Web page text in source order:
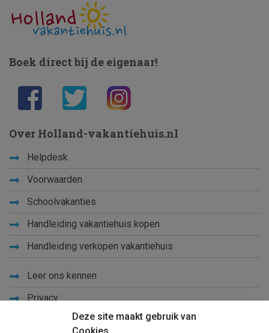
Deze site maakt gebruik van
Boek direct bij de eigenaar!
Over Holland-vakantiehuis.nl
Helpdesk
Voorwaarden
Schoolvakanties
Handleiding vakantiehuis kopen
Handleiding verkopen vakantiehuis
Leer ons kennen
Privacy